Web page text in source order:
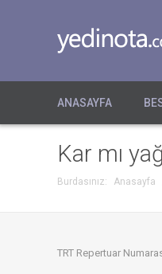
ANASAYFA
Kar mı
Burdasınız: Anasayfa
TRT Repertuar